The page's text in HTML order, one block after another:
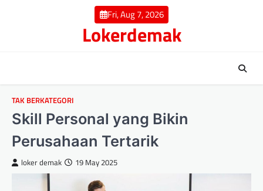
Fri, Aug 7, 2026
Lokerdemak
TAK BERKATEGORI
Skill Personal yang Bikin
Perusahaan Tertarik
loker demak 19 May 2025